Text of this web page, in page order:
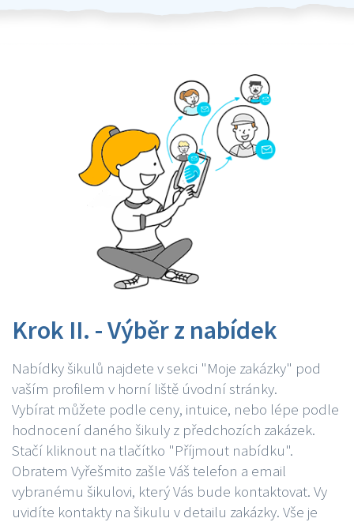
Krok II. - Výběr z nabídek
Nabídky šikulů najdete v sekci "Moje zakázky" pod
vaším profilem v horní liště úvodní stránky.
Vybírat můžete podle ceny, intuice, nebo lépe podle
hodnocení daného šikuly z předchozích zakázek.
Stačí kliknout na tlačítko "Příjmout nabídku".
Obratem Vyřešmito zašle Váš telefon a email
vybranému šikulovi, který Vás bude kontaktovat. Vy
uvidíte kontakty na šikulu v detailu zakázky. Vše je